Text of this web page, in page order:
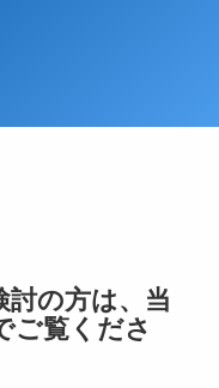
討の方は、当
ご覧くださ